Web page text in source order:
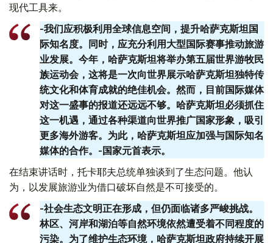
现代工具来。
-我们应积极利用全球信息空间，提升哈萨克斯坦国
际知名度。同时，应充分利用大型国际赛事推动旅游
业发展。今年，哈萨克斯坦将举办第五届世界游牧民
族运动会，这将是一次向世界展示哈萨克斯坦独特传
统文化和体育成就的绝佳机会。然而，目前国际媒体
对这一盛事的报道还远远不够。哈萨克斯坦必须抓住
这一机遇，通过各种渠道向世界推广国家形象，吸引
更多海外游客。为此，哈萨克斯坦应加强与国际知名
媒体的合作。-国家元首表示。
在结束讲话时，托卡耶夫总统单独谈到了生态问题。他认
为，以发展旅游业为借口破坏自然是不可接受的。
-社会生态文明正在形成，但仍面临诸多严峻挑战。
林区、河岸和湖泊等自然环境依然遭受着不同程度的
污染。为了维护生态环境，哈萨克斯坦政府持续开展